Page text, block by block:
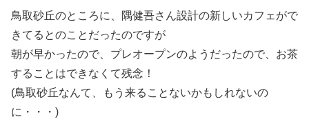
鳥取砂丘のところに、隅健吾さん設計の新しいカフェがで
きてるとのことだったのですが
朝が早かったので、プレオープンのようだったので、お茶
することはできなくて残念！
(鳥取砂丘なんて、もう来ることないかもしれないの
に・・・)